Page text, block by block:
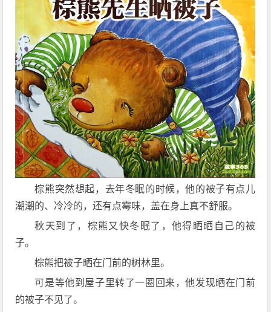
棕熊突然想起，去年冬眠的时候，他的被子有点儿
潮潮的、冷冷的，还有点霉味，盖在身上真不舒服。
秋天到了，棕熊又快冬眠了，他得晒晒自己的被
子。
棕熊把被子晒在门前的树林里。
可是等他到屋子里转了一圈回来，他发现晒在门前
的被子不见了。